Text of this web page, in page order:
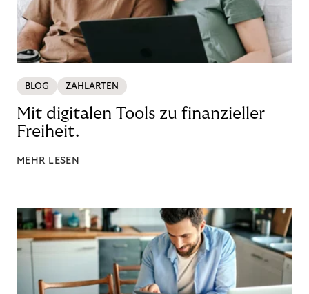
BLOG ZAHLARTEN
Mit digitalen Tools zu finanzieller
Freiheit.
MEHR LESEN